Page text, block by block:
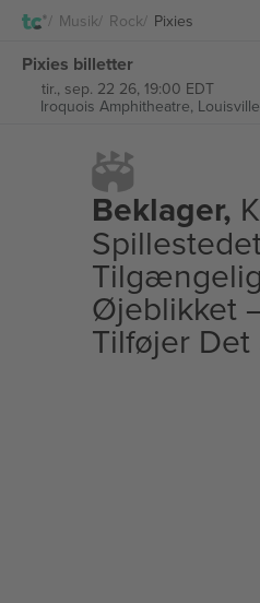
Musik Rock Pixies
Pixies billetter
tir., sep. 22 26, 19:00 EDT
Iroquois Amphitheatre,
Beklager,
Øjeblikket
Tilføjer Det